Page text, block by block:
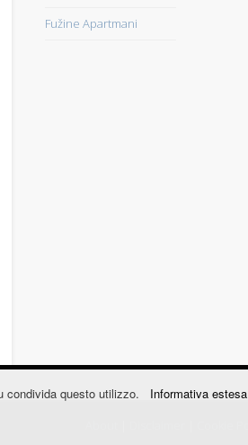
Fužine Apartmani
condivida questo utilizzo. Informativa estesa